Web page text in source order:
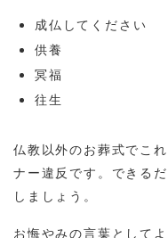
成仏してください
供養
冥福
往生
仏教以外のお葬式でこ
ナー違反です。できる
しましょう。
お悔やみの言葉として